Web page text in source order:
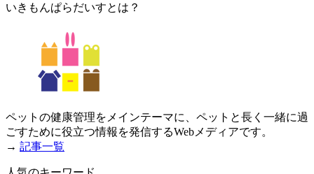
いきもんぱらだいすとは？
ペットの健康管理をメインテーマに、ペットと長く一緒に過
ごすために役立つ情報を発信するWebメディアです。
→ 記事一覧